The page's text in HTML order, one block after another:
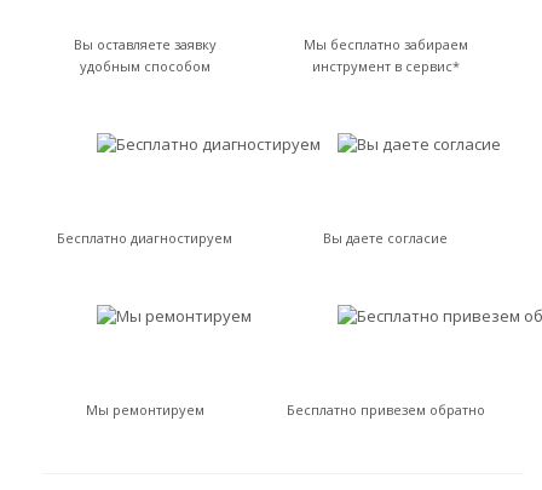
Вы оставляете заявку
удобным способом
Мы бесплатно забираем
инструмент в сервис*
Бесплатно диагностируем Вы даете согласие
Мы ремонтируем Бесплатно привезем обратно